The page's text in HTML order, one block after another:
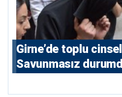
Girne’de toplu
Savunmasız